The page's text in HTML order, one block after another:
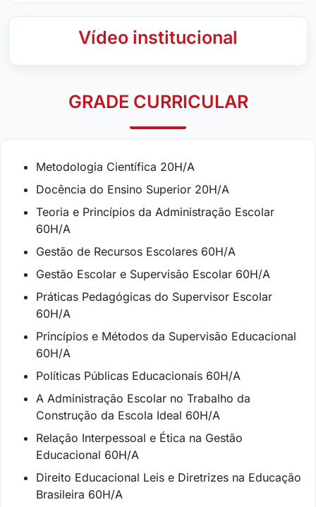
Vídeo institucional
GRADE CURRICULAR
Metodologia Científica 20H/A
Docência do Ensino Superior 20H/A
Teoria e Princípios da Administração Escolar
60H/A
Gestão de Recursos Escolares 60H/A
Gestão Escolar e Supervisão Escolar 60H/A
Práticas Pedagógicas do Supervisor Escolar
60H/A
Princípios e Métodos da Supervisão Educacional
60H/A
Políticas Públicas Educacionais 60H/A
A Administração Escolar no Trabalho da
Construção da Escola Ideal 60H/A
Relação Interpessoal e Ética na Gestão
Educacional 60H/A
Direito Educacional Leis e Diretrizes na Educação
Brasileira 60H/A